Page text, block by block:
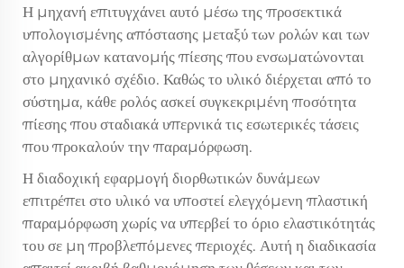
Η μηχανή επιτυγχάνει αυτό μέσω της προσεκτικά
υπολογισμένης απόστασης μεταξύ των ρολών και των
αλγορίθμων κατανομής πίεσης που ενσωματώνονται
στο μηχανικό σχέδιο. Καθώς το υλικό διέρχεται από το
σύστημα, κάθε ρολός ασκεί συγκεκριμένη ποσότητα
πίεσης που σταδιακά υπερνικά τις εσωτερικές τάσεις
που προκαλούν την παραμόρφωση.
Η διαδοχική εφαρμογή διορθωτικών δυνάμεων
επιτρέπει στο υλικό να υποστεί ελεγχόμενη πλαστική
παραμόρφωση χωρίς να υπερβεί το όριο ελαστικότητάς
του σε μη προβλεπόμενες περιοχές. Αυτή η διαδικασία